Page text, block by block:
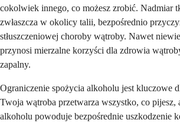
cokolwiek innego, co możesz zrobić. Nadmiar
zwłaszcza w okolicy talii, bezpośrednio
stłuszczeniowej choroby wątroby. Nawet
przynosi mierzalne korzyści dla zdrowia
zapalny.
Ograniczenie spożycia alkoholu jest kluczowe
Twoja wątroba przetwarza wszystko, co pijesz,
alkoholu powoduje bezpośrednie uszkodzenie